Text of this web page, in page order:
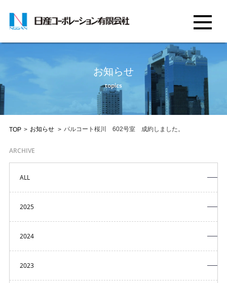
お知らせ
topics
TOP > お知らせ > パルコート桜川 602号室 成約しました。
ARCHIVE
ALL
2025
2024
2023